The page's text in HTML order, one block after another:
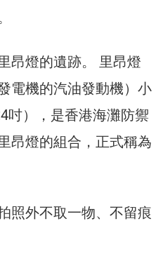
昂燈的遺跡。 里昂燈
電機的汽油發動機）小
吋），是香港海灘防禦
昂燈的組合，正式稱為
照外不取一物、不留痕